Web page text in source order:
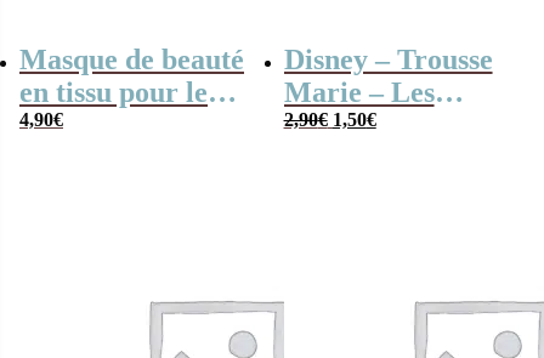
Masque de beauté
en tissu pour le
visage – Dark
4,90€
Disney – Trousse
Marie – Les
Aristochats
2,90€ Le
1,50€Le